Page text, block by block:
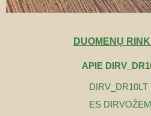
DUOMENŲ
APIE
DIRV_DR10LT
ES